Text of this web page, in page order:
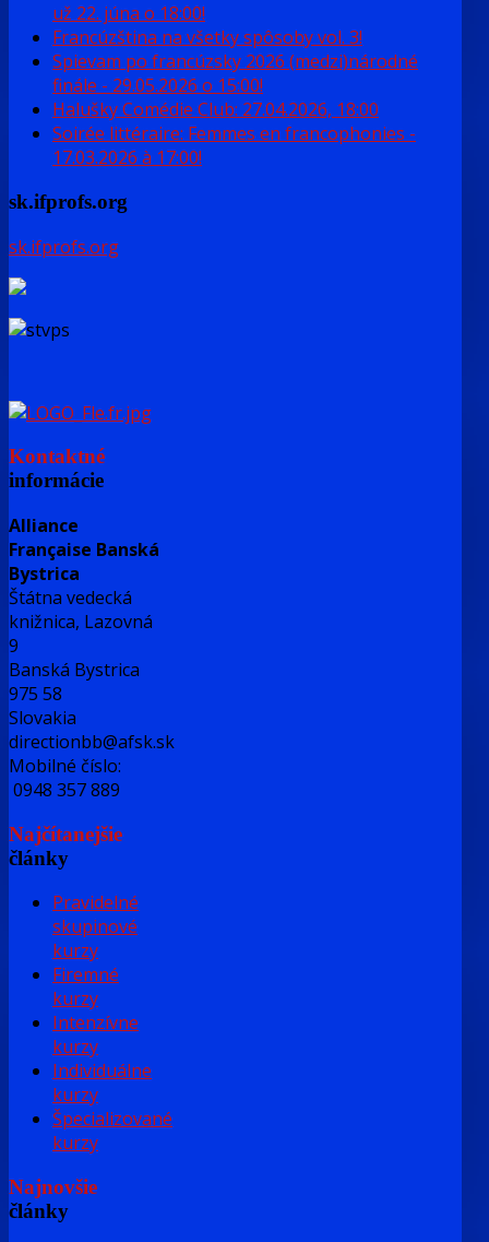
už 22. júna o 18:00!
Francúzština na všetky spôsoby vol. 3!
Spievam po francúzsky 2026 (medzi)národné
finále - 29.05.2026 o 15:00!
Halušky Comédie Club: 27.04.2026, 18:00
Soirée littéraire: Femmes en francophonies -
17.03.2026 à 17:00!
sk.ifprofs.org
sk.ifprofs.org
Kontaktné
informácie
Alliance
Française Banská
Bystrica
Štátna vedecká
knižnica, Lazovná
9
Banská Bystrica
975 58
Slovakia
directionbb@afsk.sk
Mobilné číslo:
0948 357 889
Najčítanejšie
články
Pravidelné
skupinové
kurzy
Firemné
kurzy
Intenzívne
kurzy
Individuálne
kurzy
Špecializované
kurzy
Najnovšie
články